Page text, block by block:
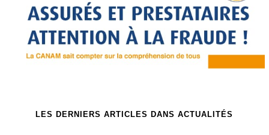
LES DERNIERS ARTICLES DANS ACTUALITÉS